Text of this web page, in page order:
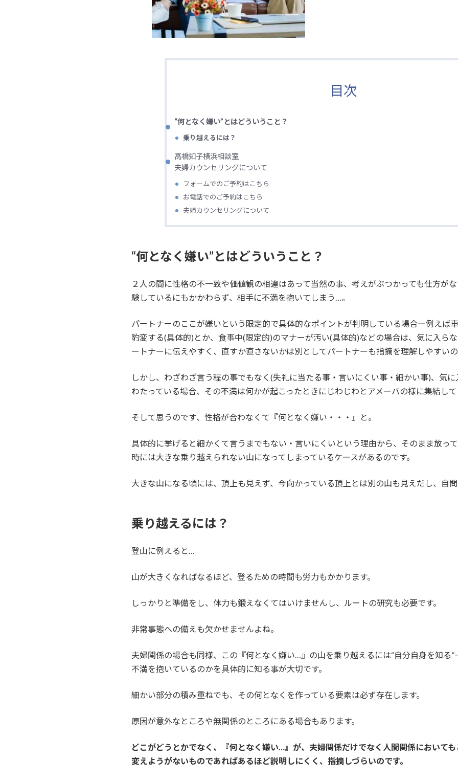
目次
“何となく嫌い”とはどういうこと？
乗り越えるには？
高橋知子横浜相談室
夫婦カウンセリングについて
フォームでのご予約はこちら
お電話でのご予約はこちら
夫婦カウンセリングについて
“何となく嫌い”とはどういうこと？
２人の間に性格の不一致や価値観の相違はあって当然の事、考えがぶつかっても仕方が
験しているにもかかわらず、相手に不満を抱いてしまう…。
パートナーのここが嫌いという限定的で具体的なポイントが判明している場合―例えば
豹変する(具体的)とか、食事中(限定的)のマナーが汚い(具体的)などの場合は、気に入ら
ートナーに伝えやすく、直すか直さないかは別としてパートナーも指摘を理解しやすいの
しかし、わざわざ言う程の事でもなく(失礼に当たる事・言いにくい事・細かい事)、気
わたっている場合、その不満は何かが起こったときにじわじわとアメーバの様に集結して
そして思うのです、性格が合わなくて『何となく嫌い・・・』と。
具体的に挙げると細かくて言うまでもない・言いにくいという理由から、そのまま放っ
時には大きな乗り越えられない山になってしまっているケースがあるのです。
大きな山になる頃には、頂上も見えず、今向かっている頂上とは別の山も見えだし、自問
乗り越えるには？
登山に例えると…
山が大きくなればなるほど、登るための時間も労力もかかります。
しっかりと準備をし、体力も鍛えなくてはいけませんし、ルートの研究も必要です。
非常事態への備えも欠かせませんよね。
夫婦関係の場合も同様、この『何となく嫌い…』の山を乗り越えるには“自分自身を知る
不満を抱いているのかを具体的に知る事が大切です。
細かい部分の積み重ねでも、その何となくを作っている要素は必ず存在します。
原因が意外なところや無関係のところにある場合もあります。
どこがどうとかでなく、『何となく嫌い…』が、夫婦関係だけでなく人間関係において
変えようがないものであればあるほど説明しにくく、指摘しづらいのです。